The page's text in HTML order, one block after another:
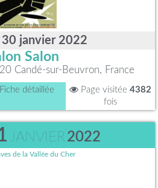
janvier 2022
Salon
Candé-sur-Beuvron, France
détaillée Page visitée 4382
fois
JANVIER2022